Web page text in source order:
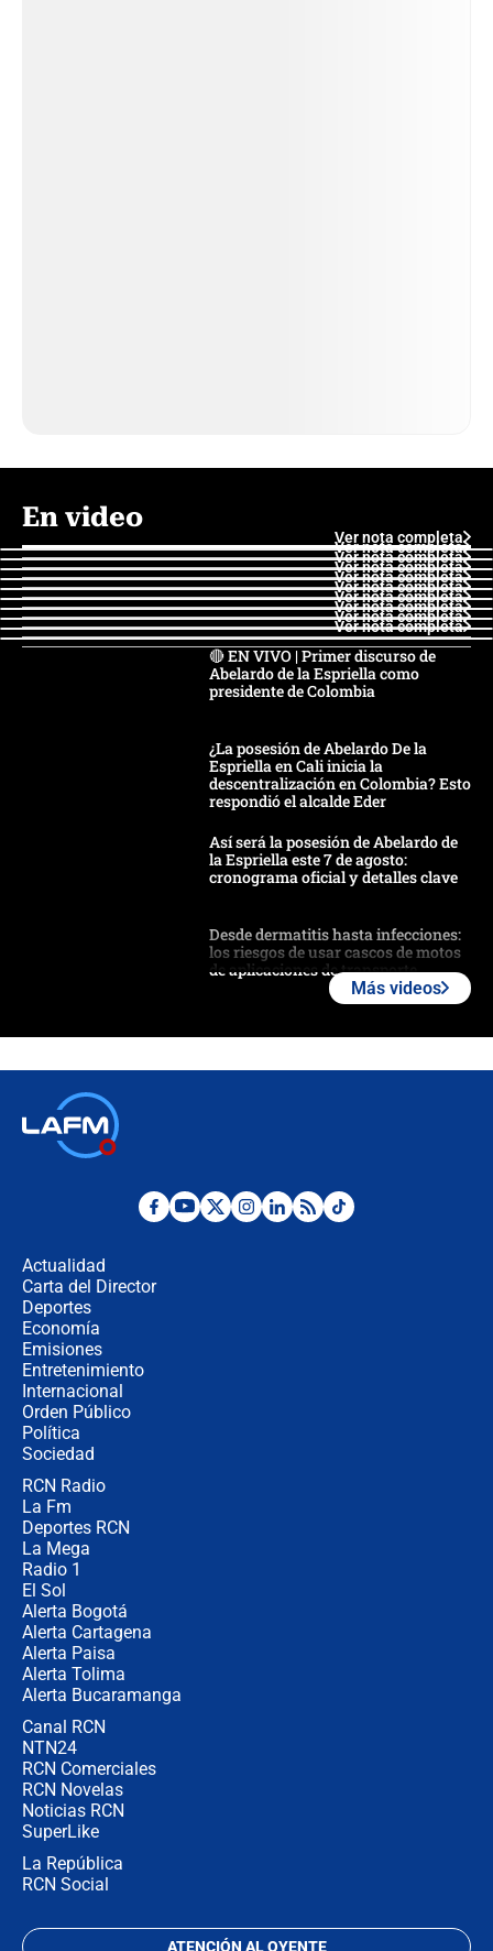
En video
Ver nota completa
Ver nota completa
Ver nota completa
Ver nota completa
Ver nota completa
Ver nota completa
Ver nota completa
Ver nota completa
Ver nota completa
Ver nota completa
🔴 EN VIVO | Primer discurso de
Abelardo de la Espriella como
presidente de Colombia
¿La posesión de Abelardo De la
Espriella en Cali inicia la
descentralización en Colombia? Esto
respondió el alcalde Eder
Así será la posesión de Abelardo de
la Espriella este 7 de agosto:
cronograma oficial y detalles clave
Desde dermatitis hasta infecciones:
los riesgos de usar cascos de motos
de aplicaciones de transporte
Posesión de Abelardo De La Espriella
Más videos
Actualidad
Carta del Director
Deportes
Economía
Emisiones
Entretenimiento
Internacional
Orden Público
Política
Sociedad
RCN Radio
La Fm
Deportes RCN
La Mega
Radio 1
El Sol
Alerta Bogotá
Alerta Cartagena
Alerta Paisa
Alerta Tolima
Alerta Bucaramanga
Canal RCN
NTN24
RCN Comerciales
RCN Novelas
Noticias RCN
SuperLike
La República
RCN Social
ATENCIÓN AL OYENTE